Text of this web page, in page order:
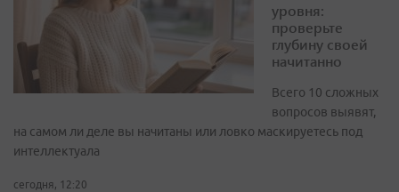
уровня:
проверьте
глубину своей
начитанно
Всего 10 сложных
вопросов выявят,
на самом ли деле вы начитаны или ловко маскируетесь под
интеллектуала
сегодня, 12:20